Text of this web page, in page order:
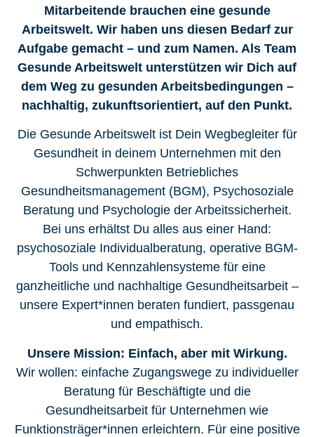
Mitarbeitende brauchen eine gesunde
Arbeitswelt. Wir haben uns diesen Bedarf zur
Aufgabe gemacht – und zum Namen. Als Team
Gesunde Arbeitswelt unterstützen wir Dich auf
dem Weg zu gesunden Arbeitsbedingungen –
nachhaltig, zukunftsorientiert, auf den Punkt.
Die Gesunde Arbeitswelt ist Dein Wegbegleiter für
Gesundheit in deinem Unternehmen mit den
Schwerpunkten Betriebliches
Gesundheitsmanagement (BGM), Psychosoziale
Beratung und Psychologie der Arbeitssicherheit.
Bei uns erhältst Du alles aus einer Hand:
psychosoziale Individualberatung, operative BGM-
Tools und Kennzahlensysteme für eine
ganzheitliche und nachhaltige Gesundheitsarbeit –
unsere Expert*innen beraten fundiert, passgenau
und empathisch.
Unsere Mission: Einfach, aber mit Wirkung.
Wir wollen: einfache Zugangswege zu individueller
Beratung für Beschäftigte und die
Gesundheitsarbeit für Unternehmen wie
Funktionsträger*innen erleichtern. Für eine positive